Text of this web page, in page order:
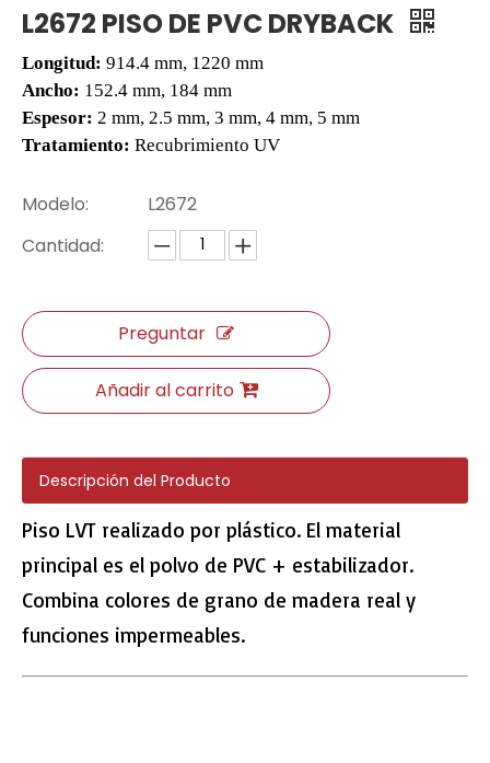
Pisos de parquet PA-4 de madera dura
Pisos de parquet PA-4 de madera dura
L2672 PISO DE PVC DRYBACK
Longitud: 914.4 mm, 1220 mm
Ancho: 152.4 mm, 184 mm
Espesor: 2 mm, 2.5 mm, 3 mm, 4 mm, 5 mm
Tratamiento: Recubrimiento UV
Modelo:
L2672
Cantidad:
Preguntar
Añadir al carrito
Descripción del Producto
Piso LVT realizado por plástico. El material
principal es el polvo de PVC + estabilizador.
Combina colores de grano de madera real y
funciones impermeables.